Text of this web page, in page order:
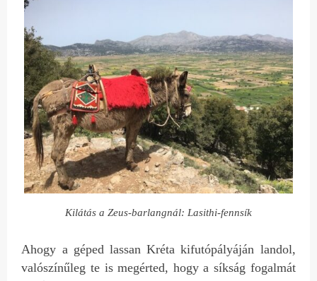
Kilátás a Zeus-barlangnál: Lasithi-fennsík
Ahogy a géped lassan Kréta kifutópályáján landol,
valószínűleg te is megérted, hogy a síkság fogalmát